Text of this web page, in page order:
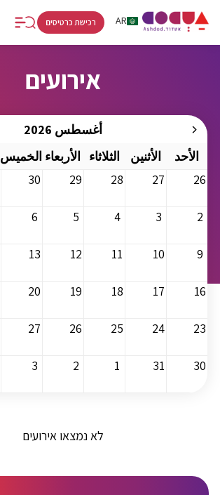
AR
HE
רכישת כרטיסים
אירועים
أغسطس 2026
الأحد
الأثنين الثلاثاء الأربعاء الخميس
26
27
28
29
30
2
3
4
5
6
9
10
11
12
13
16
17
18
19
20
23
24
25
26
27
30
31
1
2
3
לא נמצאו אירועים